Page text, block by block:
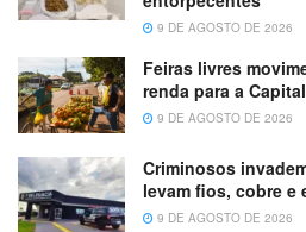
9 DE AGOSTO DE 2026
Feiras livres
renda para a Capital
9 DE AGOSTO DE 2026
Criminosos
levam fios, cobre e
9 DE AGOSTO DE 2026